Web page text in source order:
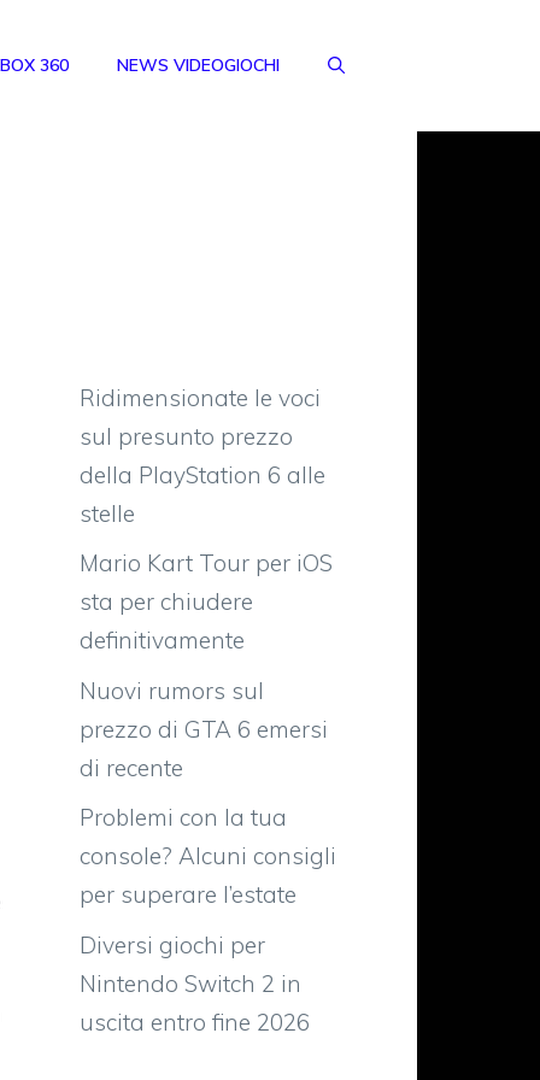
360 NEWS VIDEOGIOCHI
Ridimensionate le voci
sul presunto prezzo
della PlayStation 6 alle
stelle
Mario Kart Tour per iOS
sta per chiudere
definitivamente
Nuovi rumors sul
prezzo di GTA 6 emersi
di recente
Problemi con la tua
console? Alcuni consigli
per superare l’estate
Diversi giochi per
Nintendo Switch 2 in
uscita entro fine 2026